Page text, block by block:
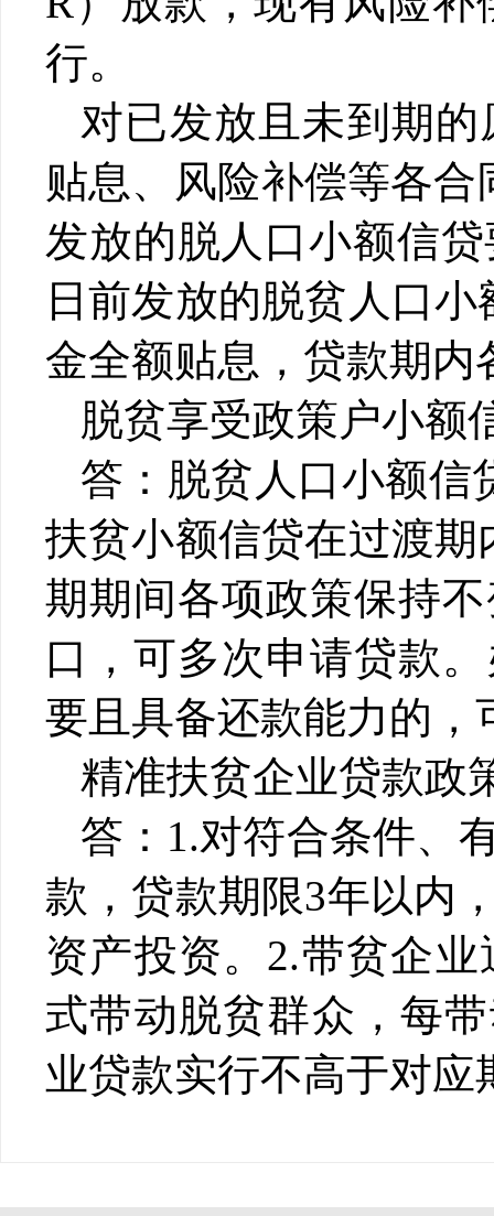
行。
对已发放且未到期
贴息、风险补偿等各
发放的脱人口小额信
日前发放的脱贫人口
金全额贴息，贷款期内
脱贫享受政策户小额
答：脱贫人口小额信
扶贫小额信贷在过渡
期期间各项政策保持
口，可多次申请贷款
要且具备还款能力的
精准扶贫企业贷款政
答： 1.对符合条件、
款，贷款期限3年以内
资产投资。 2.带贫企业
式带动脱贫群众，每
业贷款实行不高于对